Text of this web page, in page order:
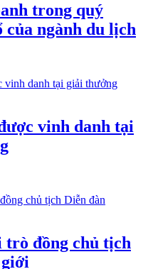
trong quý
của ngành du lịch
vinh danh tại
trò đồng chủ tịch